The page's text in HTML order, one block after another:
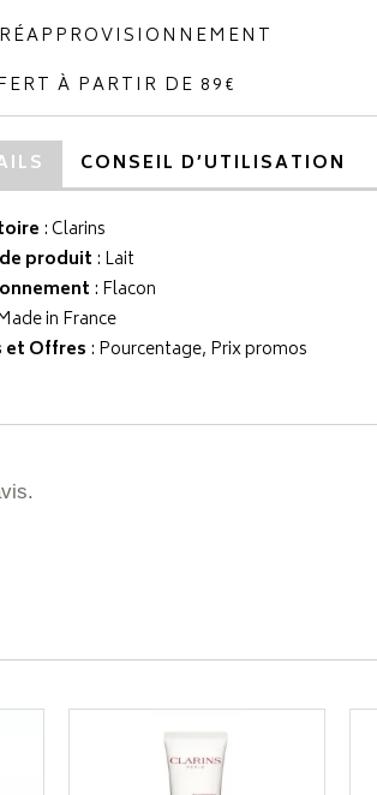
À PARTIR DE 89€
CONSEIL D’UTILISATION
:Clarins
produit: Lait
: Flacon
in France
et Offres : Pourcentage, Prix promos